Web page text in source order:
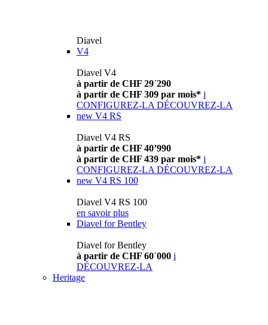
Diavel
V4
Diavel V4
à partir de CHF 29´290
à partir de CHF 309 par mois* i
CONFIGUREZ-LA DÉCOUVREZ-LA
new V4 RS
Diavel V4 RS
à partir de CHF 40’990
à partir de CHF 439 par mois* i
CONFIGUREZ-LA DÉCOUVREZ-LA
new V4 RS 100
Diavel V4 RS 100
en savoir plus
Diavel for Bentley
Diavel for Bentley
à partir de CHF 60´000 i
DÉCOUVREZ-LA
Heritage